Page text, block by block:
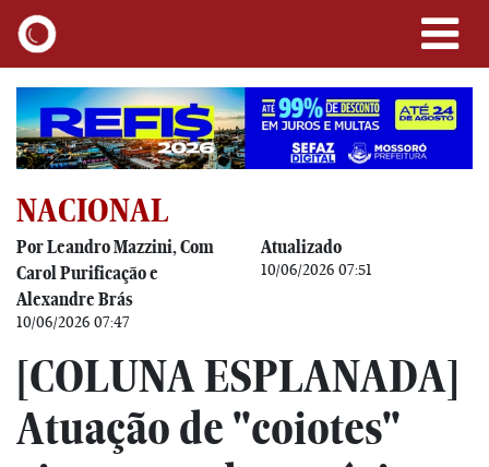
NACIONAL
Por Leandro Mazzini, Com
Carol Purificação e
Alexandre Brás
10/06/2026 07:47
Atualizado
10/06/2026 07:51
[COLUNA ESPLANADA]
Atuação de "coiotes"